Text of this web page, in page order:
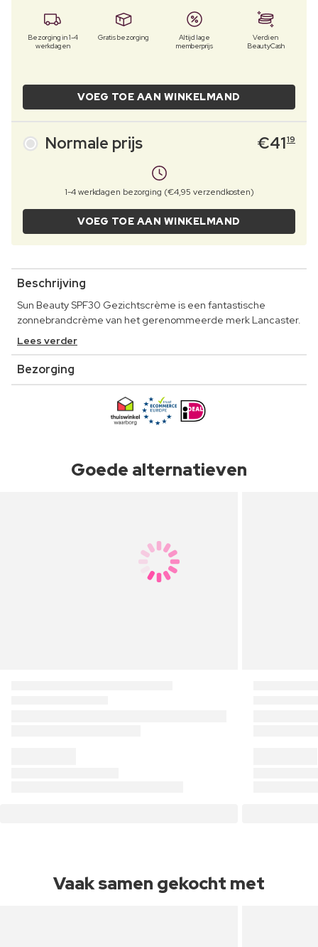
Bezorging in 1-4
werkdagen
Gratis bezorging
Altijd lage
memberprijs
Verdien
BeautyCash
VOEG TOE AAN WINKELMAND
Normale prijs €4119
1-4 werkdagen bezorging (€4,95 verzendkosten)
VOEG TOE AAN WINKELMAND
Beschrijving
Sun Beauty SPF30 Gezichtscrème is een fantastische
zonnebrandcrème van het gerenommeerde merk Lancaster.
Lees verder
Bezorging
Goede alternatieven
Vaak samen gekocht met